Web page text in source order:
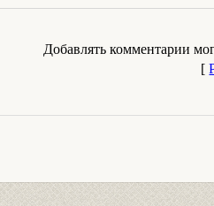
Добавлять комментарии
[